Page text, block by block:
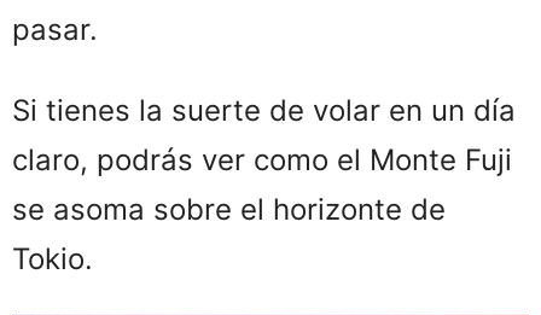
pasar.
Si tienes la suerte de volar en un día
claro, podrás ver como el Monte Fuji
se asoma sobre el horizonte de
Tokio.